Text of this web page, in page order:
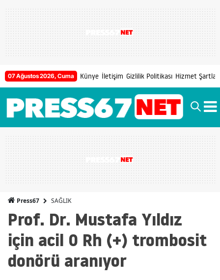
07 Ağustos 2026, Cuma Künye İletişim Gizlilik Politikası Hizmet Şartları
Press67 SAĞLIK
Prof. Dr. Mustafa Yıldız
için acil 0 Rh (+) trombosit
donörü aranıyor